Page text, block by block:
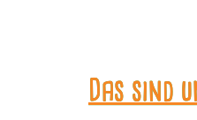
Das sind